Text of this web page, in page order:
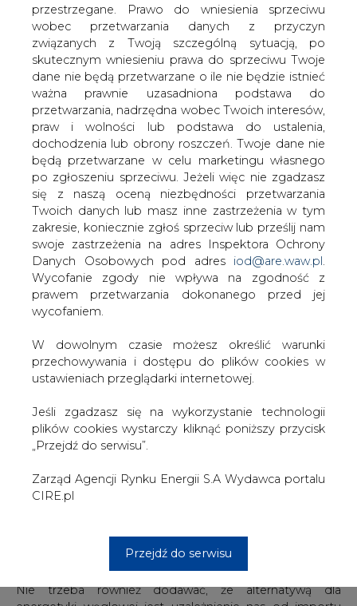
przestrzegane. Prawo do wniesienia sprzeciwu
wobec przetwarzania danych z przyczyn
związanych z Twoją szczególną sytuacją, po
skutecznym wniesieniu prawa do sprzeciwu Twoje
dane nie będą przetwarzane o ile nie będzie istnieć
ważna prawnie uzasadniona podstawa do
przetwarzania, nadrzędna wobec Twoich interesów,
praw i wolności lub podstawa do ustalenia,
dochodzenia lub obrony roszczeń. Twoje dane nie
będą przetwarzane w celu marketingu własnego
po zgłoszeniu sprzeciwu. Jeżeli więc nie zgadzasz
się z naszą oceną niezbędności przetwarzania
Twoich danych lub masz inne zastrzeżenia w tym
zakresie, koniecznie zgłoś sprzeciw lub prześlij nam
swoje zastrzeżenia na adres Inspektora Ochrony
Danych Osobowych pod adres iod@are.waw.pl
Wycofanie zgody nie wpływa na zgodność z
prawem przetwarzania dokonanego przed jej
wycofaniem.
W dowolnym czasie możesz określić warunki
przechowywania i dostępu do plików cookies w
ustawieniach przeglądarki internetowej.
Jeśli zgadzasz się na wykorzystanie technologii
plików cookies wystarczy kliknąć poniższy przycisk
„Przejdź do serwisu”.
Zarząd Agencji Rynku Energii S.A Wydawca portalu
CIRE.pl
Przejdź do serwisu
Skutki obecnej fali upałów dla
funkcjonowania systemu
energetycznego kraju to nic innego jak
efekt deficytu wyobraźni polityków
zarządzających gospodarką.
Niedostatek mocy dyspozycyjnej w
elektrowniach krajowych w stosunku do
zapotrzebowania wynika przede
wszystkim wynika z zastoju
inwestycyjnego w branży.
Najwyższa Izba Kontroli w kontroli z 2013 roku podnosiła,
że mały zakres rezerwy energetycznej grozi zapaścią
systemu zwłaszcza w okresach nasilonych remontów
planowych jednostek wytwórczych oraz w przypadku
wystąpienia ekstremalnych warunków pogodowych,
które powodują trudności z przesyłaniem energii
elektrycznej oraz chłodzeniem jednostek wytwórczych w
obiegach otwartych.
To konsekwencja braku polityki surowcowo-
energetycznej państwa, o czym wspominało już wielu
ekspertów na portalu BiznesAlert.pl. Jeżeli administracja
rządowa nie sprecyzowała swoich priorytetów w zakresie
bezpieczeństwa energetycznego, trudno oczekiwać od
inwestorów z branży energetycznej działań służących
zabezpieczeniu państwa przez niedoborem energii.
Należy również podkreślić, że nasza energetyka węglowa
działa w większości na przestarzałych, mniej sprawnych i
lat 70-tych XX wieku. A to z kolei konsekwencja zastoju
inwestycyjnego w branży.
Nie trzeba również dodawać, że alternatywą dla